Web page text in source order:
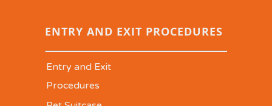
ENTRY AND EXIT PROCEDURES
Entry and Exit
Procedures